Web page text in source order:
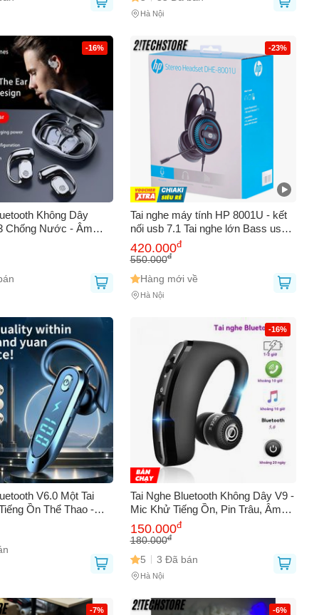
Hà Nội
-16%
Không Dây
Chống Nước - Âm
HIFI Cho iPhone
Gian Chạy 9.5
-23%
Tai nghe máy tính HP 8001U - kết
nối usb 7.1 Tai nghe lớn Bass usb
Blu-ray, Tai nghe Thích hợp cho
Chơi game, BH 12T
420.000đ
550.000đ
Hàng mới về
Hà Nội
V6.0 Một Tai
Ồn Thể Thao -
Pin Dài 35 Giờ,
Lái Xe Shipper
-16%
Tai Nghe Bluetooth Không Dây V9 -
Mic Khử Tiếng Ồn, Pin Trâu, Âm
Thanh Stereo, Thiết Kế Thể Thao
Dành Cho Lái Xe Và Kinh Doanh
150.000đ
180.000đ
5 3 Đã bán
Hà Nội
-7% -6%